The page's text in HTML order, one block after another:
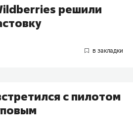
решили
с пилотом